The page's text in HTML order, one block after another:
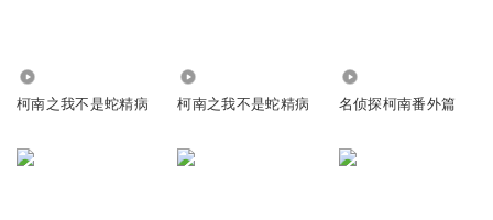
池非迟表示他就不该开口说话，他这该死的一开口就把天聊
柯南之我不是蛇精病 柯南之我不是蛇精病 名侦探柯南番外篇